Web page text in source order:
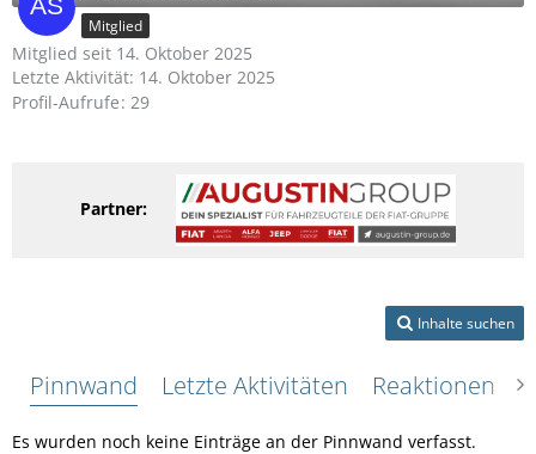
Mitglied
Mitglied seit 14. Oktober 2025
Letzte Aktivität: 14. Oktober 2025
Profil-Aufrufe 29
Partner:
Inhalte suchen
Pinnwand Letzte Aktivitäten Reaktionen
Es wurden noch keine Einträge an der Pinnwand verfasst.